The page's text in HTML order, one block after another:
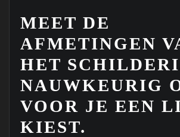
MEET DE
AFMETINGEN
HET
NAUWKEURIG
VOOR JE EEN
KIEST.